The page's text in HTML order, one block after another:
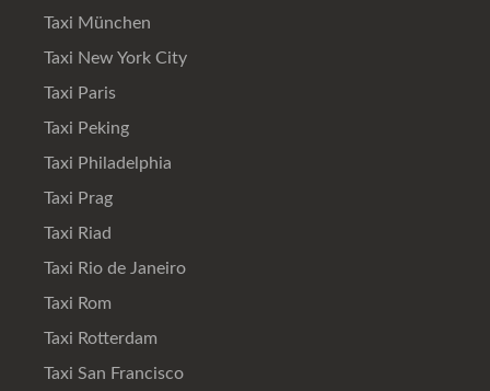
Taxi München
Taxi New York City
Taxi Paris
Taxi Peking
Taxi Philadelphia
Taxi Prag
Taxi Riad
Taxi Rio de Janeiro
Taxi Rom
Taxi Rotterdam
Taxi San Francisco